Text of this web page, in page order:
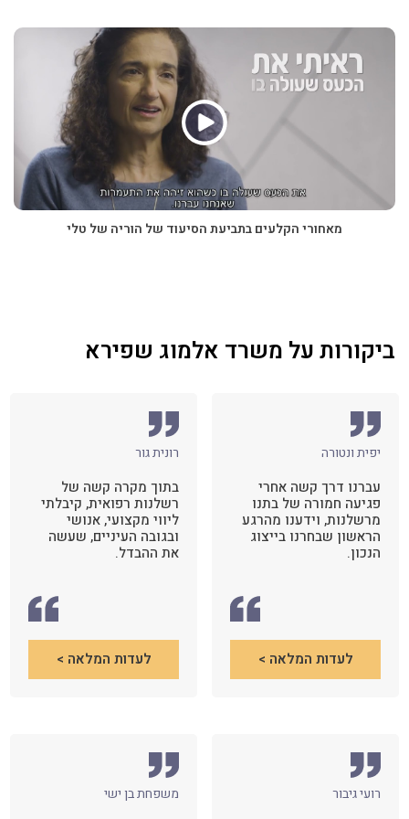
משרד אלמוג-שפירא ייצג לאורך שנות פעילותו לקוחות רבים,
ניהל תיקים מורכבים והותיר אחריו תיעוד כתוב של חוויות
לקוחות, כפי שהוא בא לידי ביטוי בביקורות ובהמלצות שנכתבו
לאורך השנים. המלצות אלו משקפות תקופה ודרך עבודה
משפטית, ומהוות חלק מההיסטוריה המקצועית של המשרד.
אלמוג-שפירא ביקורות: בעמוד זה מרוכזות ביקורות, המלצות
וחוות דעת של לקוחות המשרד לאורך שנות פעילותו. בלחיצה
על כל המלצה ניתן לקרוא את נוסחה המלא, כפי שנכתב על ידי
הלקוחות עצמם.
מאחורי הקלעים בתביעת הסיעוד של הוריה של טלי
ביקורות על משרד אלמוג שפירא
יפית ונטורה
עברנו דרך קשה אחרי
פגיעה חמורה של בתנו
מרשלנות, וידענו מהרגע
הראשון שבחרנו בייצוג
הנכון.
לעדות המלאה >
רונית גור
בתוך מקרה קשה של
רשלנות רפואית, קיבלתי
ליווי מקצועי, אנושי
ובגובה העיניים, שעשה
את ההבדל.
לעדות המלאה >
רועי גיבור משפחת בן ישי